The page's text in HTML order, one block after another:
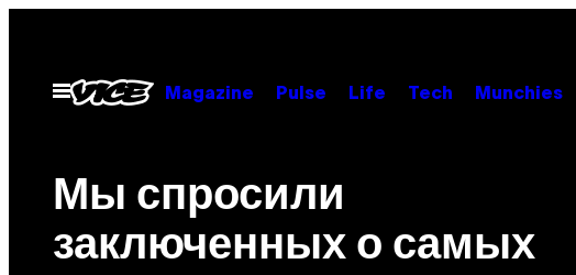
contentOpen
Menu
Magazine Pulse Life Tech Munchies
Мы спросили
заключенных о самых